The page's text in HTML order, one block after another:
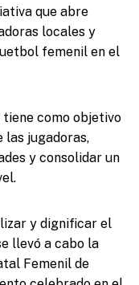
que abre
locales y
femenil en el
tiene como objetivo
jugadoras,
y consolidar un
y dignificar el
llevó a cabo la
Femenil de